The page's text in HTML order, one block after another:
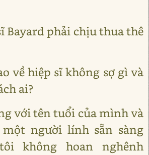
Bayard phải chịu thua thê
về hiệp sĩ không sợ gì và
ai?
với tên tuổi của mình và
người lính sẵn sàng
không hoan nghênh